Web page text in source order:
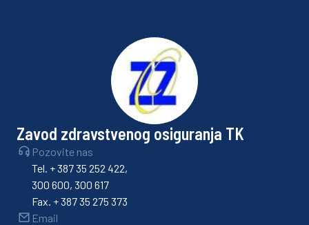
Zavod zdravstvenog osiguranja TK
Pozovite nas
Tel. + 387 35 252 422,
300 600, 300 617
Fax. + 387 35 275 373
Email